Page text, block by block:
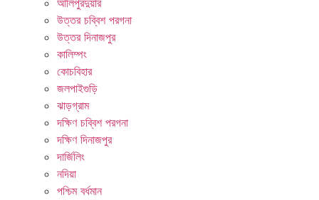
আলিপুরদুয়ার
উত্তর চব্বিশ পরগনা
উত্তর দিনাজপুর
কালিম্পং
কোচবিহার
জলপাইগুড়ি
ঝাড়গ্রাম
দক্ষিণ চব্বিশ পরগনা
দক্ষিণ দিনাজপুর
দার্জিলিং
নদিয়া
পশ্চিম বর্ধমান